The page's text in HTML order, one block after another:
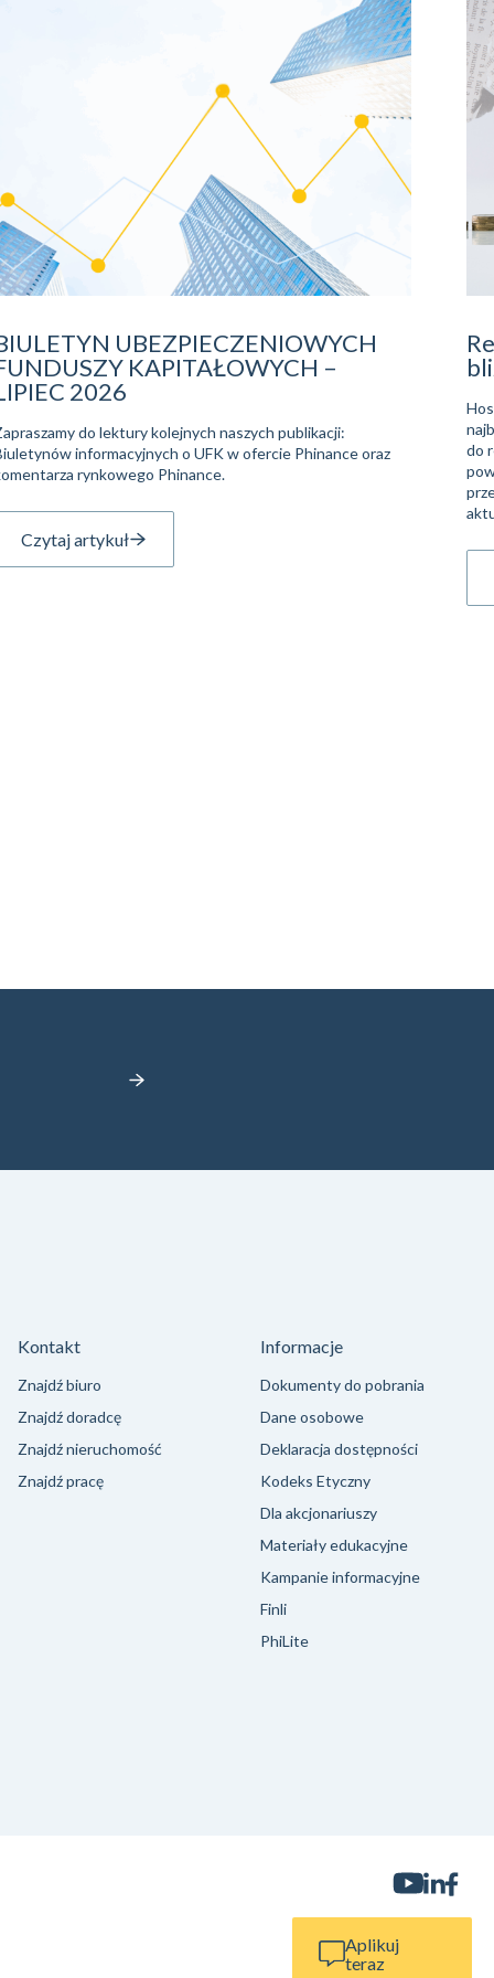
UBEZPIECZENIOWYCH
KAPITAŁOWYCH –
2026
do lektury kolejnych naszych publikacji:
informacyjnych o UFK w ofercie Phinance oraz
rynkowego Phinance.
Czytaj artykuł
do
Kontakt
Znajdź biuro
Znajdź doradcę
Znajdź nieruchomość
Znajdź pracę
Informacje
Dokumenty do pobrania
Dane osobowe
Deklaracja dostępności
Kodeks Etyczny
Dla akcjonariuszy
Materiały edukacyjne
Kampanie informacyjne
Finli
PhiLite
Aplikuj
teraz